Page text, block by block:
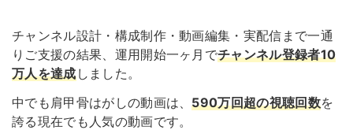
チャンネル設計・構成制作・動画編集・実配信まで一通
りご支援の結果、運用開始一ヶ月でチャンネル登録者10
万人を達成しました。
中でも肩甲骨はがしの動画は、590万回超の視聴回数を
誇る現在でも人気の動画です。